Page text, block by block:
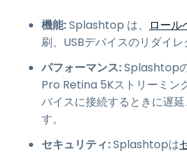
機能:Splashtop は、 ロール
刷、USBデバイスのリダイ
パフォーマンス:Splashtop
Pro Retina 5Kストリーミン
バイスに接続するときに遅
す。
セキュリティ:Splashtopは